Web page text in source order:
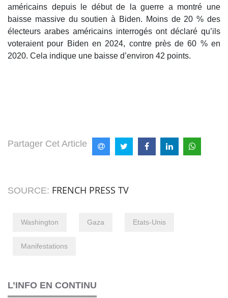
américains depuis le début de la guerre a montré une
baisse massive du soutien à Biden. Moins de 20 % des
électeurs arabes américains interrogés ont déclaré qu’ils
voteraient pour Biden en 2024, contre près de 60 % en
2020. Cela indique une baisse d’environ 42 points.
Partager Cet Article
SOURCE: FRENCH PRESS TV
Washington Gaza Etats-Unis
Manifestations
L’INFO EN CONTINU